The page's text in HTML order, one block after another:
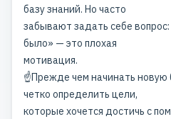
базу знаний. Но часто
забывают задать себе
было» — это плохая
мотивация.
☝️Прежде чем начинать новую
четко определить цели,
которые хочется достичь с